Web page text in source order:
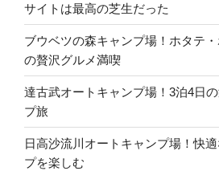
サイトは最高の芝生だった
ブウベツの森キャンプ場！ホタテ
の贅沢グルメ満喫
達古武オートキャンプ場！3泊4日
プ旅
日高沙流川オートキャンプ場！快
プを楽しむ